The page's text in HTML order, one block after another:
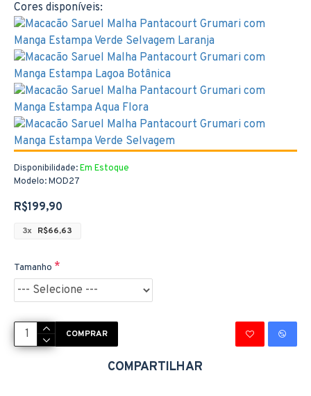
Disponibilidade:Em Estoque
Modelo:MOD27
R$199,90
3x R$66,63
Cores disponíveis:
Tamanho
COMPRAR
COMPARTILHAR